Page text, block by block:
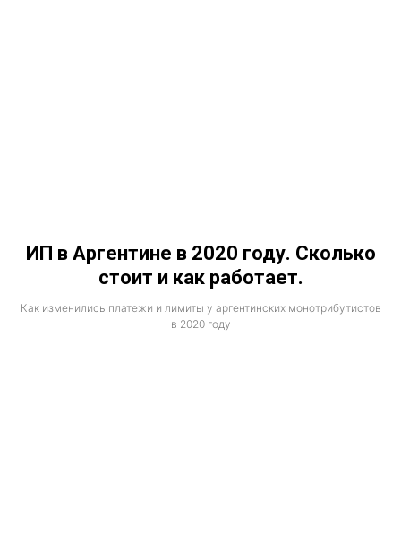
ИП в Аргентине в 2020 году. Сколько
стоит и как работает.
Как изменились платежи и лимиты у аргентинских монотрибутистов
в 2020 году